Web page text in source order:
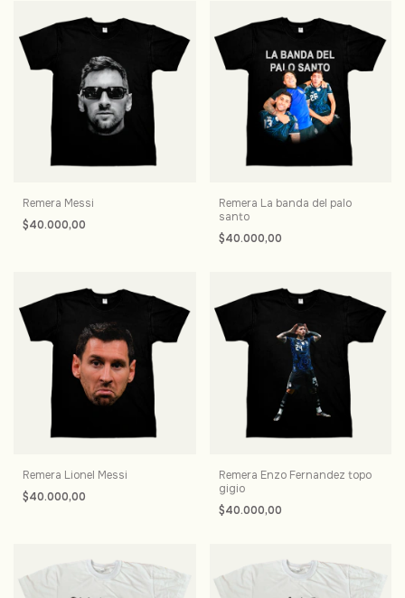
Remera Messi
$40.000,00
Remera La banda del palo
santo
$40.000,00
Remera Lionel Messi
$40.000,00
Remera Enzo Fernandez topo
gigio
$40.000,00